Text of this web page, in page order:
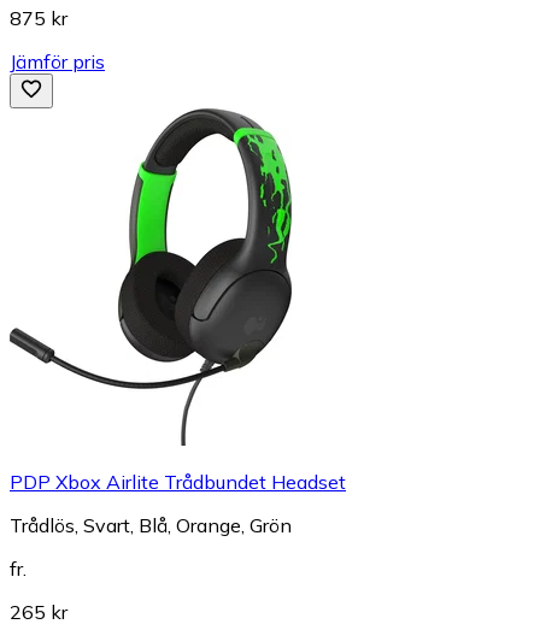
875 kr
Jämför pris
PDP Xbox Airlite Trådbundet Headset
Trådlös, Svart, Blå, Orange, Grön
fr.
265 kr